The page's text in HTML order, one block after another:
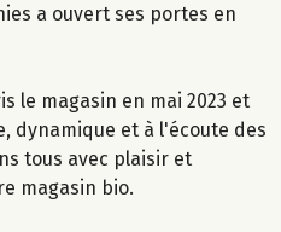
a ouvert ses portes en
le magasin en mai 2023 et
dynamique et à l'écoute des
tous avec plaisir et
magasin bio.